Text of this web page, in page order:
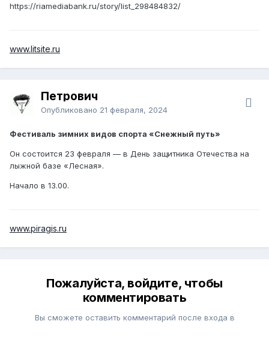
https://riamediabank.ru/story/list_298484832/
www.litsite.ru
Петрович
Опубликовано 21 февраля, 2024
Фестиваль зимних видов спорта «Снежный путь»
Он состоится 23 февраля — в День защитника Отечества на
лыжной базе «Лесная».
Начало в 13.00.
www.piragis.ru
Пожалуйста, войдите, чтобы
комментировать
Вы сможете оставить комментарий после входа в